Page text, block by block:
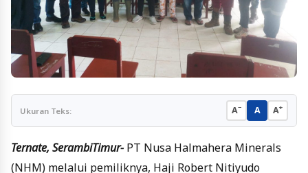
Ukuran Teks: A− A A+
Ternate, SerambiTimur- PT Nusa Halmahera Minerals
(NHM) melalui pemiliknya, Haji Robert Nitiyudo